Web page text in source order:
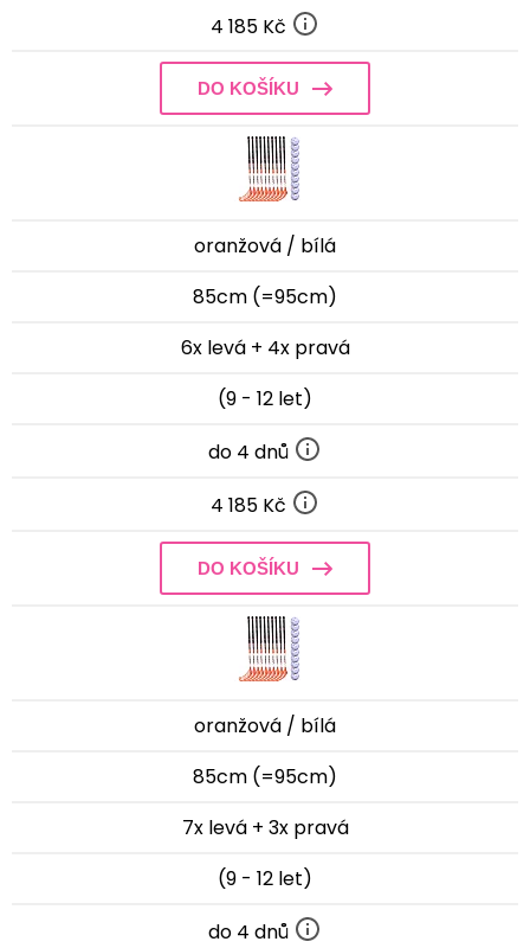
4 185 Kč
DO KOŠÍKU
oranžová / bílá
85cm (=95cm)
6x levá + 4x pravá
(9 - 12 let)
do 4 dnů
4 185 Kč
DO KOŠÍKU
oranžová / bílá
85cm (=95cm)
7x levá + 3x pravá
(9 - 12 let)
do 4 dnů